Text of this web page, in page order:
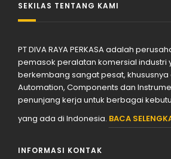
SEKILAS TENTANG KAMI
PT DIVA RAYA PERKASA adalah
pemasok peralatan komersial industri
berkembang sangat pesat,
Automation, Components dan
penunjang kerja untuk berbagai
yang ada di Indonesia. BACA
INFORMASI KONTAK